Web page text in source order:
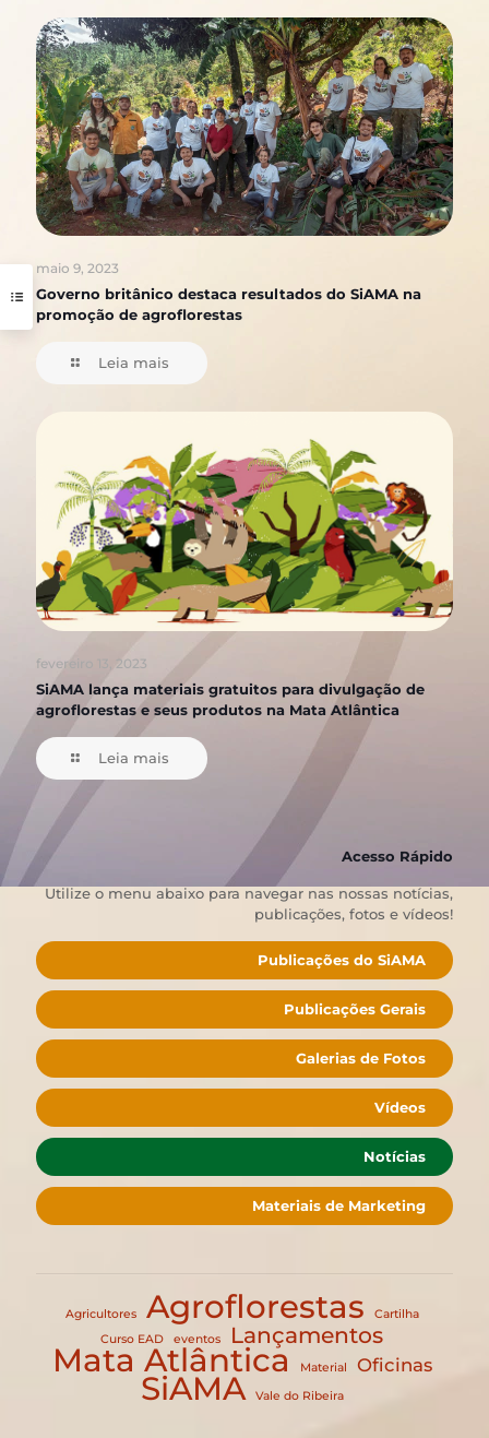
maio 9, 2023
Governo britânico destaca resultados do SiAMA na
promoção de agroflorestas
Leia mais
fevereiro 13, 2023
SiAMA lança materiais gratuitos para divulgação de
agroflorestas e seus produtos na Mata Atlântica
Leia mais
Acesso Rápido
Utilize o menu abaixo para navegar nas nossas notícias,
publicações, fotos e vídeos!
Publicações do SiAMA
Publicações Gerais
Galerias de Fotos
Vídeos
Notícias
Materiais de Marketing
Agricultores Agroflorestas
Cartilha
Curso EAD
eventos Lançamentos
Mata Atlântica Material Oficinas
SiAMA Vale do Ribeira